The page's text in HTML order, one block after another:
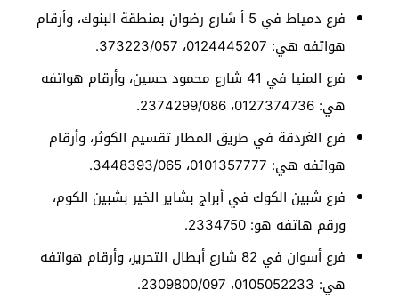
فرع دمياط في 5 أ شارع رضوان بمنطقة البنوك، وأرقام
هواتفه هي: 0124445207، 373223/057.
فرع المنيا في 41 شارع محمود حسين، وأرقام هواتفه
هي: 0127374736، 2374299/086.
فرع الغردقة في طريق المطار تقسيم الكوثر، وأرقام
هواتفه هي: 0101357777، 3448393/065.
فرع شبين الكوك في أبراج بشاير الخير بشبين الكوم،
ورقم هاتفه هو: 2334750.
فرع أسوان في 82 شارع أبطال التحرير، وأرقام هواتفه
هي: 0105052233، 2309800/097.